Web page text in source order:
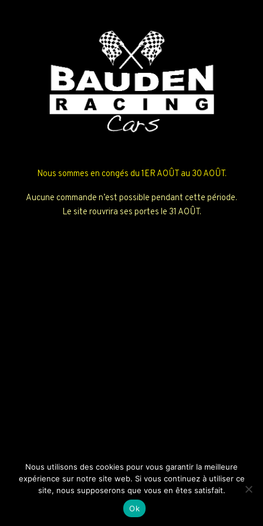
Nous sommes en congés du 1ER AOÛT au 30 AOÛT.
Aucune commande n’est possible pendant cette période.
Le site rouvrira ses portes le 31 AOÛT.
Nous utilisons des cookies pour vous garantir la meilleure
expérience sur notre site web. Si vous continuez à utiliser ce
site, nous supposerons que vous en êtes satisfait.
Ok